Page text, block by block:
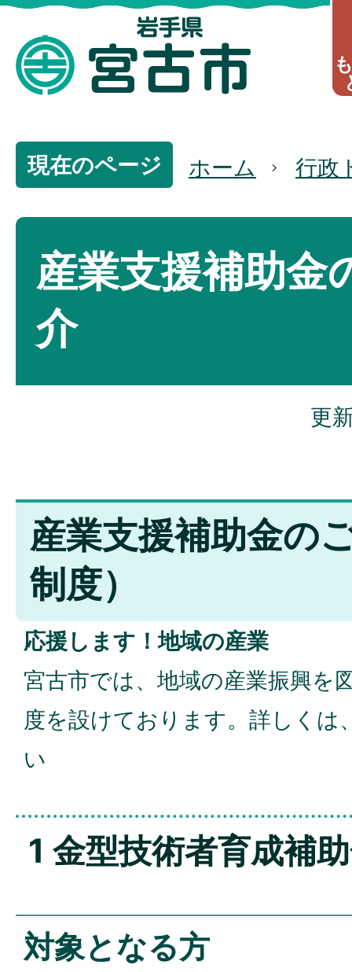
現在のページ ホーム 行政
産業支援補助金
介
更
産業支援補助金の
制度）
応援します！地域の産業
宮古市では、地域の産業振興を
度を設けております。詳しくは
い
1 金型技術者育成補
対象となる方